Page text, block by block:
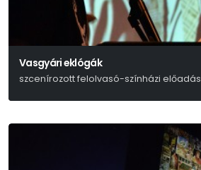
Vasgyári eklógák
szcenírozott felolvasó-színházi előadás